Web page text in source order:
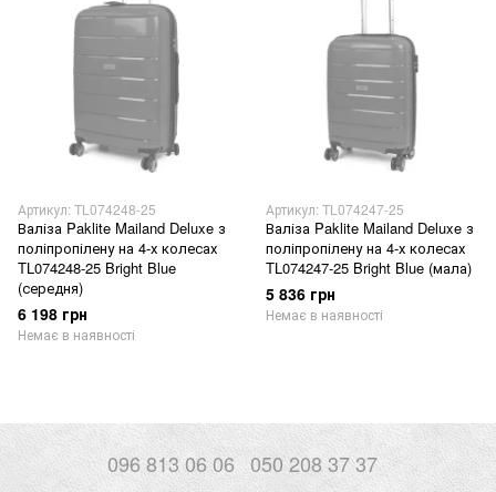
Артикул: TL074248-25
Валіза Paklite Mailand Deluxe з
поліпропілену на 4-х колесах
TL074248-25 Bright Blue
(середня)
6 198 грн
Немає в наявності
Артикул: TL074247-25
Валіза Paklite Mailand Deluxe з
поліпропілену на 4-х колесах
TL074247-25 Bright Blue (мала)
5 836 грн
Немає в наявності
096 813 06 06 050 208 37 37